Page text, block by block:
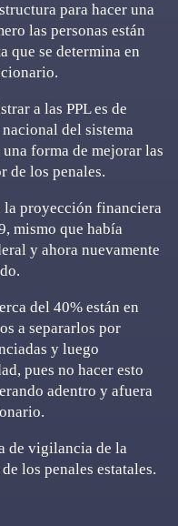
para hacer una
las personas están
que se determina en
a las PPL es de
del sistema
forma de mejorar las
de los penales.
la proyección financiera
mismo que había
y ahora nuevamente
del 40% están en
a separarlos por
y luego
pues no hacer esto
adentro y afuera
de vigilancia de la
los penales estatales.